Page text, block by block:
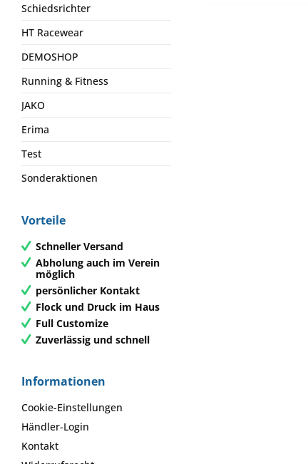
Schiedsrichter
HT Racewear
DEMOSHOP
Running & Fitness
JAKO
Erima
Test
Sonderaktionen
Vorteile
Schneller Versand
Abholung auch im Verein
möglich
persönlicher Kontakt
Flock und Druck im Haus
Full Customize
Zuverlässig und schnell
Informationen
Cookie-Einstellungen
Händler-Login
Kontakt